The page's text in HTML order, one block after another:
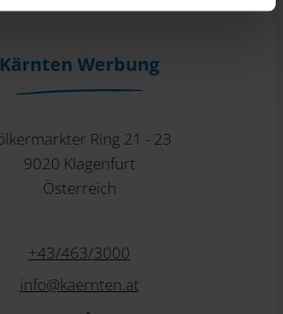
Sie in unserer
.
Kärnten Werbung
Ring 21 - 23
9020 Klagenfurt
Österreich
+43/463/3000
info@kaernten.at